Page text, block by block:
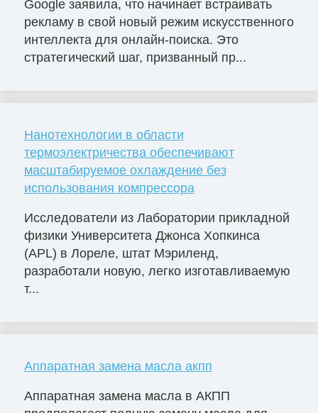
Google заявила, что начинает встраивать
рекламу в свой новый режим искусственного
интеллекта для онлайн-поиска. Это
стратегический шаг, призванный пр...
Нанотехнологии в области
термоэлектричества обеспечивают
масштабируемое охлаждение без
использования компрессора
Исследователи из Лаборатории прикладной
физики Университета Джонса Хопкинса
(APL) в Лореле, штат Мэриленд,
разработали новую, легко изготавливаемую
т...
Аппаратная замена масла акпп
Аппаратная замена масла в АКПП